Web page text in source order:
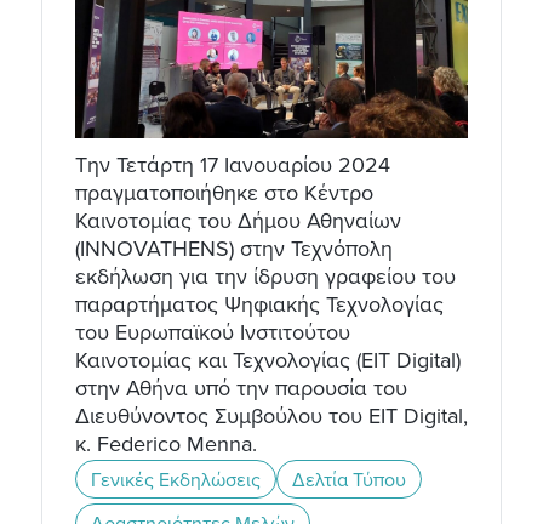
Την Τετάρτη 17 Ιανουαρίου 2024
πραγματοποιήθηκε στo Κέντρο
Καινοτομίας του Δήμου Αθηναίων
(INNOVATHENS) στην Τεχνόπολη
εκδήλωση για την ίδρυση γραφείου του
παραρτήματος Ψηφιακής Τεχνολογίας
του Ευρωπαϊκού Ινστιτούτου
Καινοτομίας και Τεχνολογίας (ΕΙΤ Digital)
στην Αθήνα υπό την παρουσία του
Διευθύνοντος Συμβούλου του EIT Digital,
κ. Federico Menna.
Γενικές Εκδηλώσεις
Δελτία Τύπου